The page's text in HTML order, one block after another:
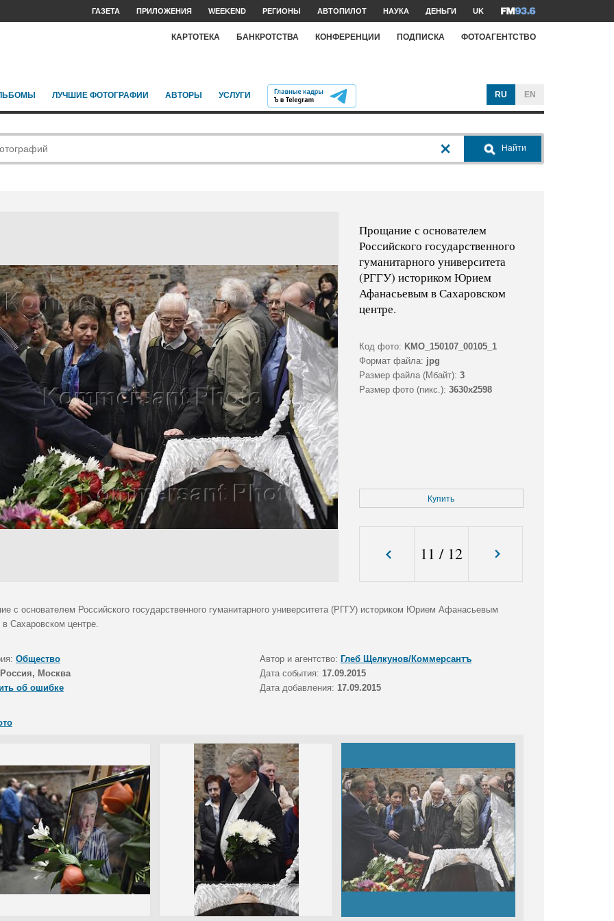
ГАЗЕТА ПРИЛОЖЕНИЯ WEEKEND РЕГИОНЫ АВТОПИЛОТ НАУКА ДЕНЬГИ UK
КАРТОТЕКА БАНКРОТСТВА КОНФЕРЕНЦИИ ПОДПИСКА ФОТОАГЕНТСТВО
ЛУЧШИЕ ФОТОГРАФИИ АВТОРЫ УСЛУГИ RU EN
Найти
Прощание с основателем
Российского государственного
гуманитарного университета
(РГГУ) историком Юрием
Афанасьевым в Сахаровском
центре.
Код фото: KMO_150107_00105_1
Формат файла: jpg
Размер файла (Мбайт): 3
Размер фото (пикс.): 3630x2598
Купить
11 / 12
с основателем Российского государственного гуманитарного университета (РГГУ) историком Юрием Афанасьевым
Сахаровском центре.
Общество Автор и агентство: Глеб Щелкунов/Коммерсантъ
Россия, Москва Дата события: 17.09.2015
об ошибке
Дата добавления: 17.09.2015